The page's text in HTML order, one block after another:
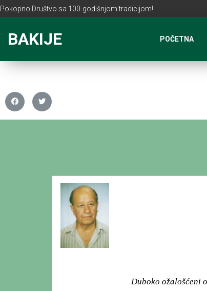
Pokopno Društvo sa 100-godišnjom tradicijom!
BAKIJE POČETNA
Duboko ožalošćeni